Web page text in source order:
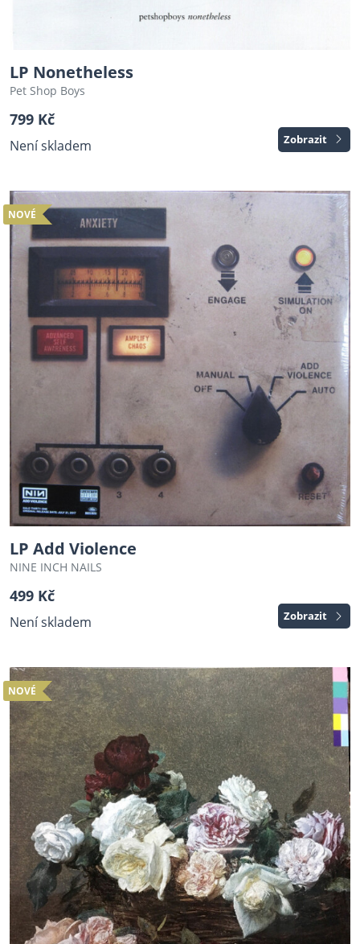
LP Nonetheless
Pet Shop Boys
799 Kč
Není skladem Zobrazit
NOVÉ
LP Add Violence
NINE INCH NAILS
499 Kč
Není skladem Zobrazit
NOVÉ